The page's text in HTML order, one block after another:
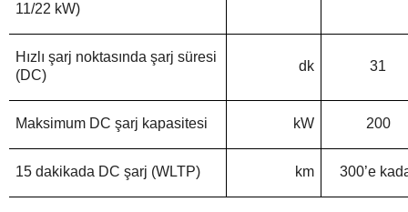
11/22 kW)
Hızlı şarj noktasında şarj süresi
(DC)
dk 31
Maksimum DC şarj kapasitesi kW 200
15 dakikada DC şarj (WLTP) km 300’e